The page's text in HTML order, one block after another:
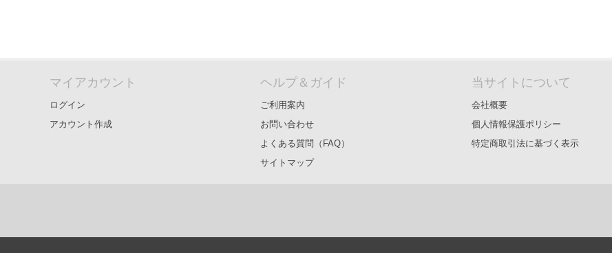
マイアカウント
ログイン
アカウント作成
ヘルプ＆ガイド
ご利用案内
お問い合わせ
よくある質問（FAQ）
サイトマップ
当サイトについて
会社概要
個人情報保護ポリシー
特定商取引法に基づく表示